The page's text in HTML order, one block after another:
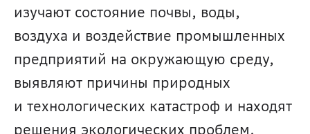
изучают состояние почвы, воды,
воздуха и воздействие промышленных
предприятий на окружающую среду,
выявляют причины природных
и технологических катастроф и находят
решения экологических проблем.